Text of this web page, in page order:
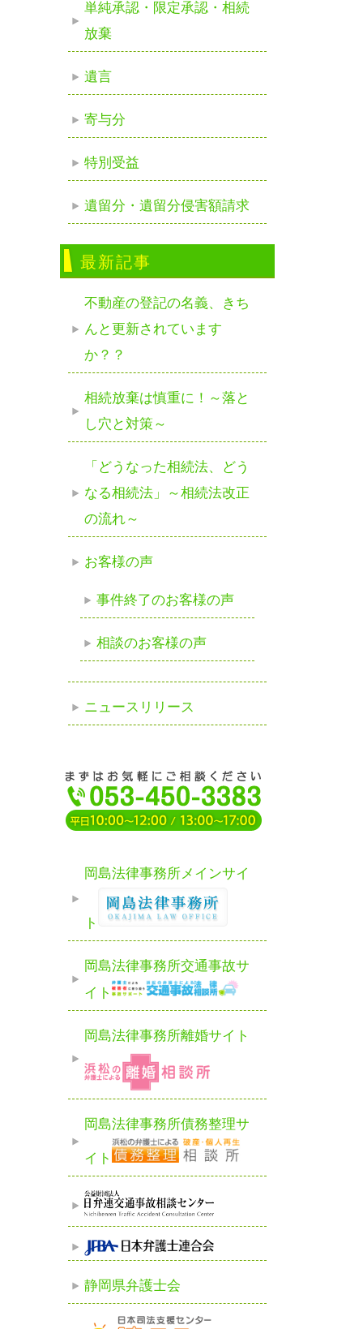
単純承認・限定承認・相続
放棄
遺言
寄与分
特別受益
遺留分・遺留分侵害額請求
最新記事
不動産の登記の名義、きち
んと更新されています
か？？
相続放棄は慎重に！～落と
し穴と対策～
「どうなった相続法、どう
なる相続法」～相続法改正
の流れ～
お客様の声
事件終了のお客様の声
相談のお客様の声
ニュースリリース
岡島法律事務所メインサイ
ト
岡島法律事務所交通事故サ
イト
岡島法律事務所離婚サイト
岡島法律事務所債務整理サ
イト
静岡県弁護士会